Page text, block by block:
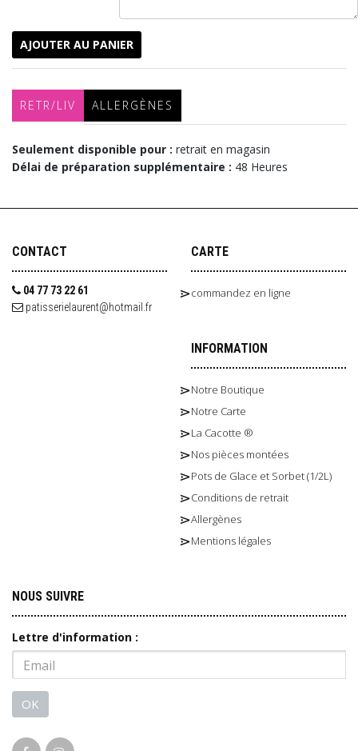
AJOUTER AU PANIER
RETR/LIV ALLERGÈNES
Seulement disponible pour : retrait en magasin
Délai de préparation supplémentaire : 48 Heures
CONTACT
04 77 73 22 61
patisserielaurent@hotmail.fr
CARTE
commandez en ligne
INFORMATION
Notre Boutique
Notre Carte
La Cacotte ®
Nos pièces montées
Pots de Glace et Sorbet (1/2L)
Conditions de retrait
Allergènes
Mentions légales
NOUS SUIVRE
Lettre d'information :
OK